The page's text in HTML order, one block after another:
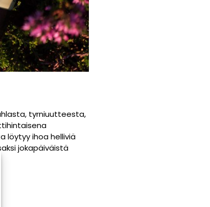
tyrniuutteesta,
löytyy ihoa helliviä
jokapäiväistä